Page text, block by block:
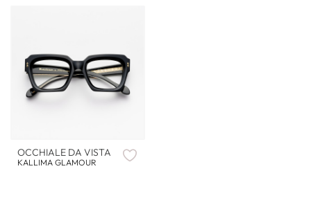
OCCHIALE DA VISTA
KALLIMA GLAMOUR